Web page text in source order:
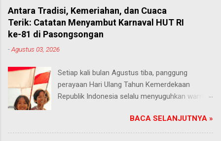
Hari Ulang Tahun (HUT) Kemerdekaan Republik
Indonesia tahun ini, proses latihan bagi para
siswa tetap berjalan penuh antusias. Risqon
Muttaqin, S.Pd., guru Pendidikan Jasmani,
Olahraga, dan Kesehatan (PJOK) di sekolah
melatih anak-anak didiknya. Salah satu cabang
yang absen pada perayaan tahun ini adalah
lomba lari, padahal nomor atletik tersebut
favorit pada tahun sebelumnya. Keputusan
panitia untuk tidak menggelar cabang olahraga
Antara Tradisi, Kemeriahan, dan Cuaca
Terik: Catatan Menyambut Karnaval HUT RI
ke-81 di Pasongsongan
-Agustus 03, 2026
Setiap kali bulan Agustus tiba, panggung
perayaan Hari Ulang Tahun Kemerdekaan
Republik Indonesia selalu menyuguhkan warna-
satu pesta rakyat yang paling ditunggu di
Kecamatan Pasongsongan, Kabupaten
BACA SELANJUTNYA »